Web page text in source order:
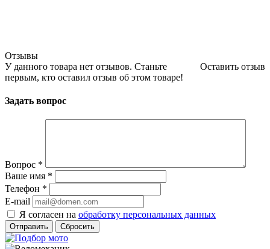
Отзывы
Оставить отзыв
У данного товара нет отзывов. Станьте
первым, кто оставил отзыв об этом товаре!
Задать вопрос
Вопрос *
Ваше имя *
Телефон *
E-mail
Я согласен на обработку персональных данных
Сбросить